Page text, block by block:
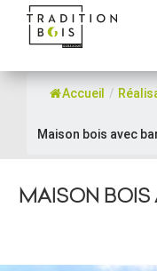
Accueil /
Maison bois avec
MAISON BOIS